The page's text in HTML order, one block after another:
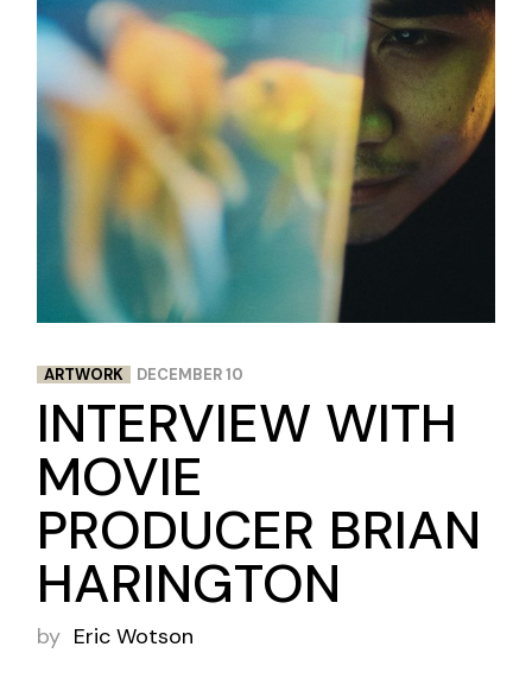
ARTWORK DECEMBER 10
INTERVIEW WITH
MOVIE
PRODUCER BRIAN
HARINGTON
by Eric Wotson